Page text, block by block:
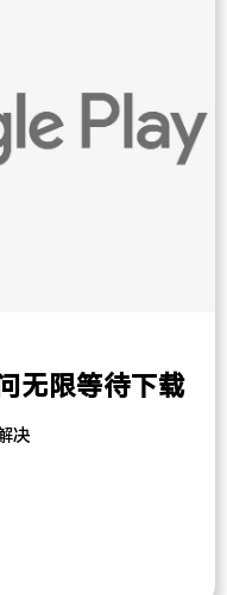
无限等待下载
决